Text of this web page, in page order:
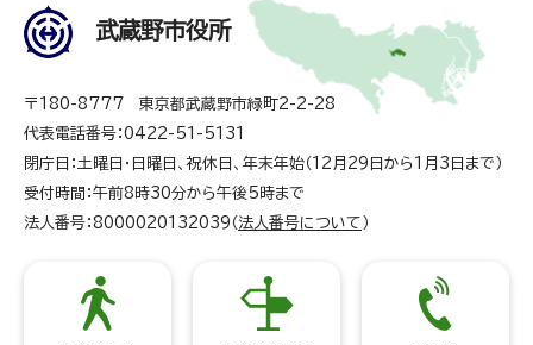
武蔵野市役所
〒180-8777 東京都武蔵野市緑町2-2-28
代表電話番号：0422-51-5131
閉庁日：土曜日・日曜日、祝休日、年末年始（12月29日から1月3日まで）
受付時間：午前8時30分から午後5時まで
法人番号：8000020132039（ 法人番号について ）